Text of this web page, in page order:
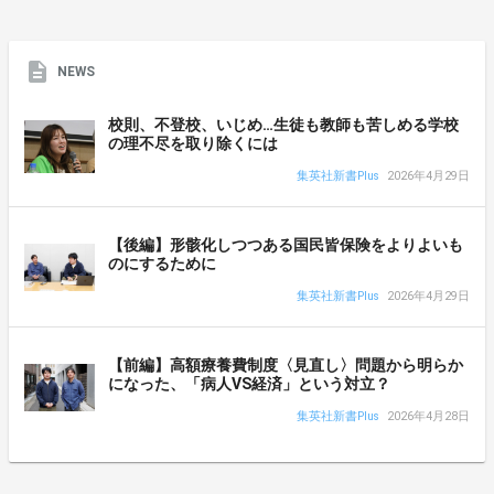
NEWS
校則、不登校、いじめ…生徒も教師も苦しめる学校
の理不尽を取り除くには
集英社新書Plus 2026年4月29日
【後編】形骸化しつつある国民皆保険をよりよいも
のにするために
集英社新書Plus 2026年4月29日
【前編】高額療養費制度〈見直し〉問題から明らか
になった、「病人VS経済」という対立？
集英社新書Plus 2026年4月28日